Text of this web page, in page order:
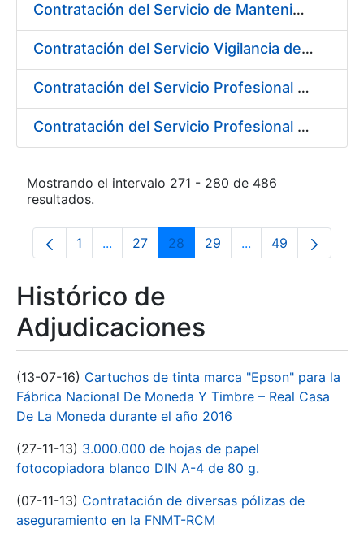
Contratación del Servicio de Mantenimiento y Soporte 8X5 para productos y desarrollos ReadSoft y productos Windows para el entorno de Digitalización 2017
Contratación del Servicio Vigilancia de la Salud y Diversas Actividades Preventivas en la Fábrica de Papel de Burgos y Actividades Sanitarias en los Centros de Trabajo de Madrid, de la FNMT-RCM
Contratación del Servicio Profesional de Asesoramiento Jurídico
Contratación del Servicio Profesional de Defensa y Representación Jurídico Laboral
Mostrando el intervalo 271 - 280 de 486
resultados.
Página
1 ...Páginas intermedias Use TAB para
Página
27 Página
28 Página
29 ...PáginasPágina
49
Histórico de
Adjudicaciones
(13-07-16) Cartuchos de tinta marca "Epson" para la
Fábrica Nacional De Moneda Y Timbre – Real Casa
De La Moneda durante el año 2016
(27-11-13) 3.000.000 de hojas de papel
fotocopiadora blanco DIN A-4 de 80 g.
(07-11-13) Contratación de diversas pólizas de
aseguramiento en la FNMT-RCM